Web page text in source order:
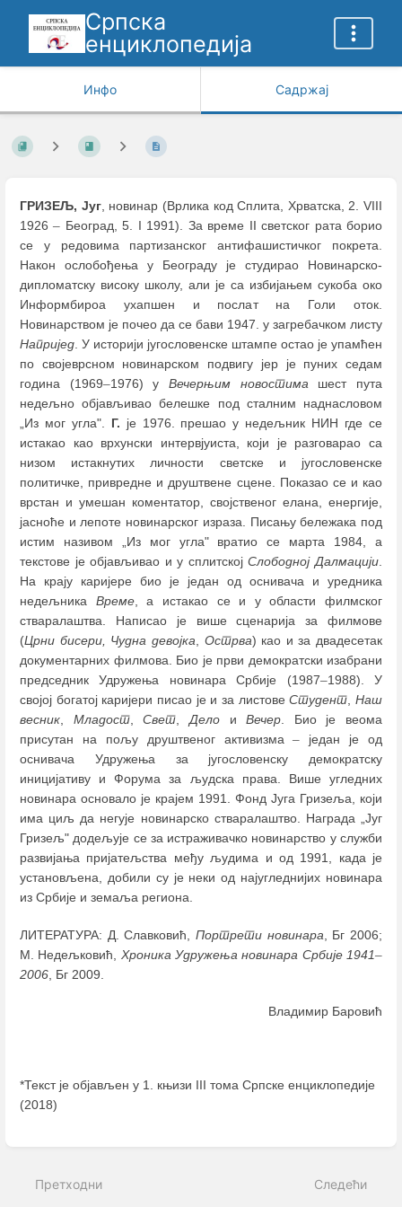
Српска
енциклопедија
Инфо Садржај
ГРИЗЕЉ, Југ, новинар (Врлика код Сплита, Хрватска, 2. VIII
1926– Београд, 5. I 1991). За време II светског рата борио
се у редовима партизанског антифашистичког покрета.
Након ослобођења у Београду је студирао Новинарско-
дипломатску високу школу, али је са избијањем сукоба око
Информбироа ухапшен и послат на Голи оток.
Новинарством је почео да се бави 1947. у загребачком листу
Напријед. У историји југословенске штампе остао је упамћен
по својеврсном новинарском подвигу јер је пуних седам
година (1969–1976) уВечерњим новостимашест пута
недељно објављивао белешке под сталним наднасловом
„Из мог угла". Г. је 1976. прешао у недељник НИН где се
истакао као врхунски интервјуиста, који је разговарао са
низом истакнутих личности светске и југословенске
политичке, привредне и друштвене сцене. Показао се и као
врстан и умешан коментатор, својственог елана, енергије,
јасноће и лепоте новинарског израза. Писању бележака под
истим називом „Из мог угла" вратио се марта 1984, а
текстове је објављивао и у сплитскојСлободној Далмацији.
На крају каријере био је један од оснивача и уредника
недељника Време, а истакао се и у области филмског
стваралаштва. Написао је више сценарија за филмове
(Црни бисери, Чудна девојка, Острва) као и за двадесетак
документарних филмова. Био је први демократски изабрани
председник Удружења новинара Србије (1987–1988). У
својој богатој каријери писао је и за листовеСтудент,Наш
весник, Младост,Свет,ДелоиВечер. Био је веома
присутан на пољу друштвеног активизма– један је од
оснивача Удружења за југословенску демократску
иницијативу и Форума за људска права. Више угледних
новинара основало је крајем 1991. Фонд Југа Гризеља, који
има циљ да негује новинарско стваралаштво. Награда „Југ
Гризељ" додељује се за истраживачко новинарство у служби
развијања пријатељства међу људима и од 1991, када је
установљена, добили су је неки од најугледнијих новинара
из Србије и земаља региона.
ЛИТЕРАТУРА: Д. Славковић, Портрети новинара , Бг 2006;
М. Недељковић, Хроника Удружења новинара Србије 1941–
2006 , Бг 2009.
Владимир Баровић
*Текст је објављен у 1. књизи III тома Српске енциклопедије
(2018)
mode
Претходни
Следећи